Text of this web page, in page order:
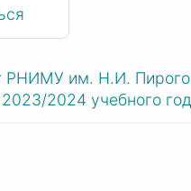
РНИМУ им. Н.И.
2023/2024 учебного